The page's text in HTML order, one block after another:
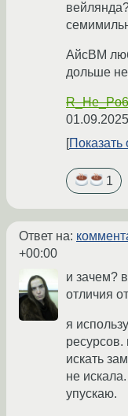
АйсВМ
дольше
Показать
1
Ответ на:
+00:00
и зачем?
отличия
я
ресурсов.
искать
не
упускаю.